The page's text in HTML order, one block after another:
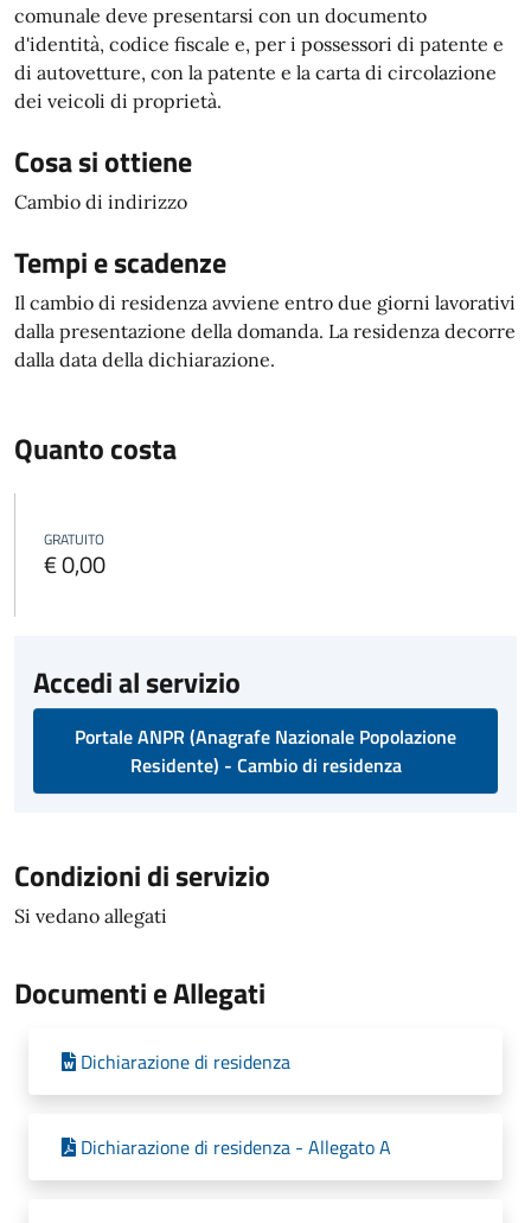
comunale deve presentarsi con un documento
d'identità, codice fiscale e, per i possessori di patente e
di autovetture, con la patente e la carta di circolazione
dei veicoli di proprietà.
Cosa si ottiene
Cambio di indirizzo
Tempi e scadenze
Il cambio di residenza avviene entro due giorni lavorativi
dalla presentazione della domanda. La residenza decorre
dalla data della dichiarazione.
Quanto costa
GRATUITO
€ 0,00
Accedi al servizio
Portale ANPR (Anagrafe Nazionale Popolazione
Residente) - Cambio di residenza
Condizioni di servizio
Si vedano allegati
Documenti e Allegati
Dichiarazione di residenza
Dichiarazione di residenza - Allegato A